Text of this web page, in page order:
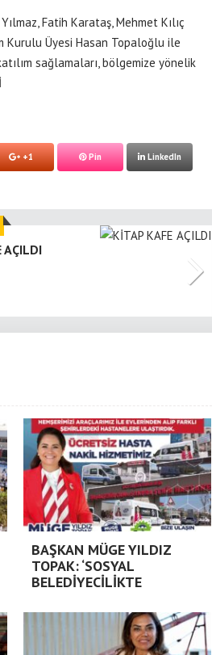
Fatih Karataş, Mehmet Kılıç
Kurulu Üyesi Hasan Topaloğlu ile
sağlamaları, bölgemize yönelik
+1 Pin LinkedIn
AÇILDI
BAŞKAN MÜGE YILDIZ
TOPAK: ‘SOSYAL
BELEDİYECİLİKTE